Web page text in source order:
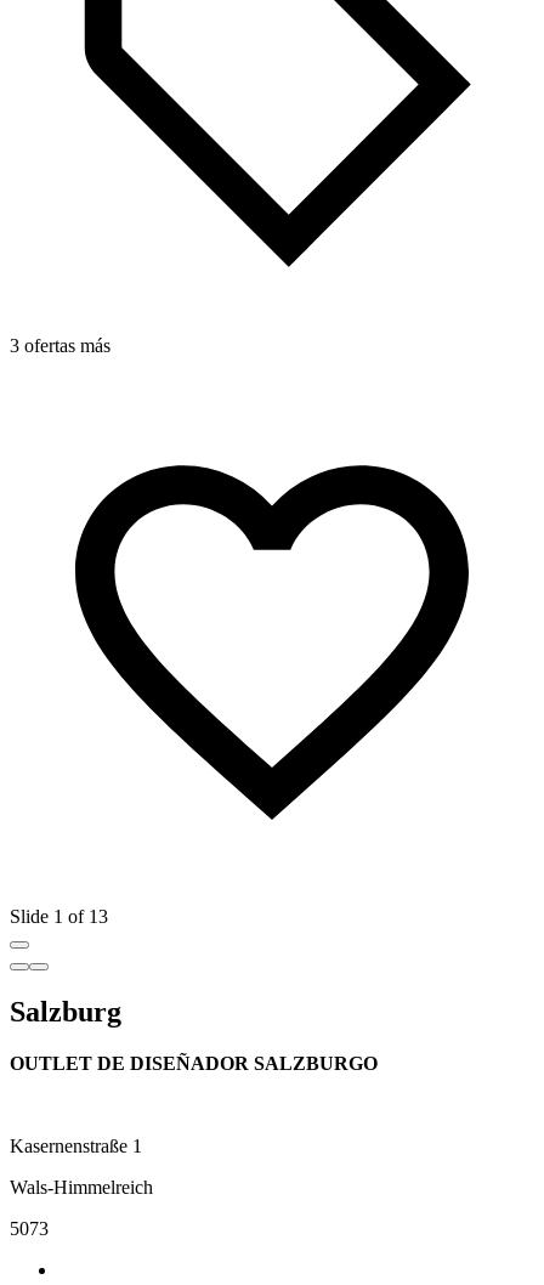
3 ofertas más
Slide 1 of 13
Salzburg
OUTLET DE DISEÑADOR SALZBURGO
Kasernenstraße 1
Wals-Himmelreich
5073